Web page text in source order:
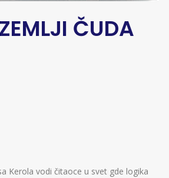
ČUDA
Kerola vodi čitaoce u svet gde logika